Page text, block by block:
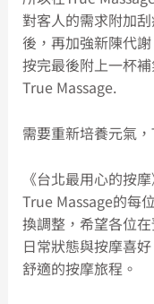
對客人的需求附加
後，再加強新陳代
按完最後附上一杯
True Massage.
需要重新培養元氣
《台北最用心的按摩
True Massage的每
換調整，希望各位
日常狀態與按摩喜
舒適的按摩旅程。